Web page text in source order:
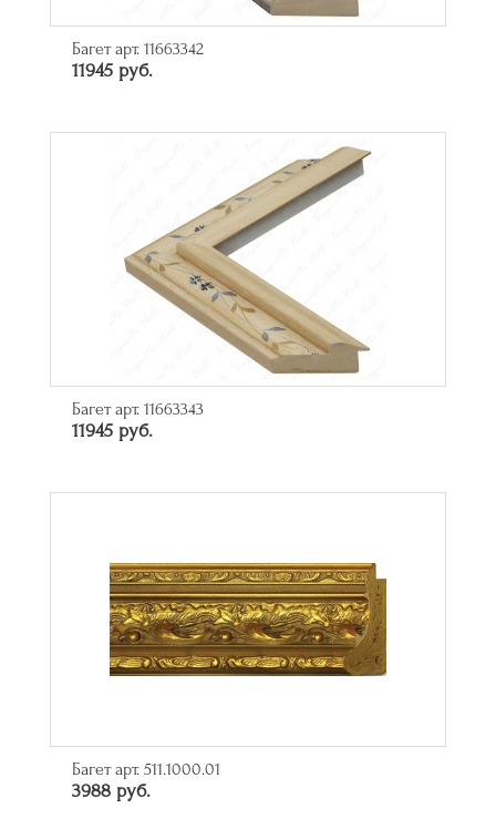
Багет арт. 11663342
11945 руб.
Багет арт. 11663343
11945 руб.
Багет арт. 511.1000.01
3988 руб.